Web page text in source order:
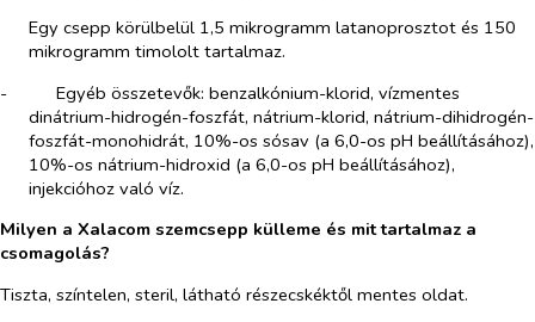
Egy csepp körülbelül 1,5 mikrogramm latanoprosztot és 150
mikrogramm timololt tartalmaz.
-​
Egyéb összetevők: benzalkónium-klorid, vízmentes
dinátrium-hidrogén-foszfát, nátrium-klorid, nátrium-dihidrogén-
foszfát-monohidrát, 10%-os sósav (a 6,0-os pH beállításához),
10%-os nátrium-hidroxid (a 6,0-os pH beállításához),
injekcióhoz való víz.
Milyen a Xalacom szemcsepp külleme és mit tartalmaz a
csomagolás?
Tiszta, színtelen, steril, látható részecskéktől mentes oldat.